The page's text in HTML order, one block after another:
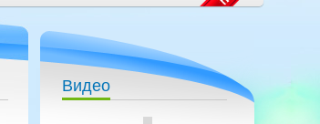
Видео